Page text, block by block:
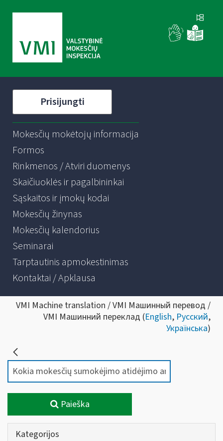
Prisijungti
Mokesčių mokėtojų informacija
Formos
Rinkmenos / Atviri duomenys
Skaičiuoklės ir pagalbininkai
Sąskaitos ir įmokų kodai
Mokesčių žinynas
Mokesčių kalendorius
Seminarai
Tarptautinis apmokestinimas
Kontaktai / Apklausa
VMI Machine translation / VMI Машинный перевод /
VMI Машинний переклад (English, Русский,
Українська)
Paieška
Kategorijos